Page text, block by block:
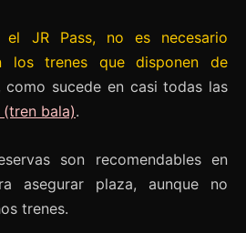
el JR Pass, no es necesario
los trenes que disponen de
como sucede en casi todas las
(tren bala).
son recomendables en
asegurar plaza, aunque no
trenes.